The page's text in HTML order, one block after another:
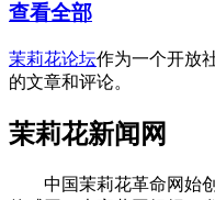
查看全部
茉莉花论坛作为一个开放
的文章和评论。
茉莉花新闻网
中国茉莉花革命网始创